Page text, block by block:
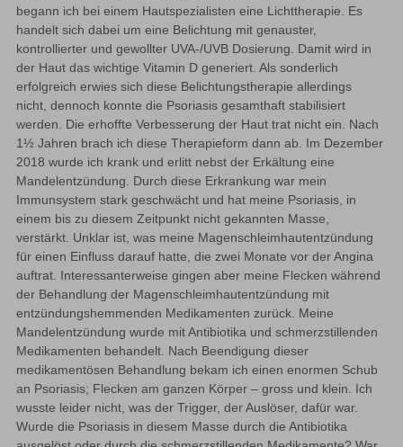
begann ich bei einem Hautspezialisten eine Lichttherapie. Es
handelt sich dabei um eine Belichtung mit genauster,
kontrollierter und gewollter UVA-/UVB Dosierung. Damit wird in
der Haut das wichtige Vitamin D generiert. Als sonderlich
erfolgreich erwies sich diese Belichtungstherapie allerdings
nicht, dennoch konnte die Psoriasis gesamthaft stabilisiert
werden. Die erhoffte Verbesserung der Haut trat nicht ein. Nach
1½ Jahren brach ich diese Therapieform dann ab. Im Dezember
2018 wurde ich krank und erlitt nebst der Erkältung eine
Mandelentzündung. Durch diese Erkrankung war mein
Immunsystem stark geschwächt und hat meine Psoriasis, in
einem bis zu diesem Zeitpunkt nicht gekannten Masse,
verstärkt. Unklar ist, was meine Magenschleimhautentzündung
für einen Einfluss darauf hatte, die zwei Monate vor der Angina
auftrat. Interessanterweise gingen aber meine Flecken während
der Behandlung der Magenschleimhautentzündung mit
entzündungshemmenden Medikamenten zurück. Meine
Mandelentzündung wurde mit Antibiotika und schmerzstillenden
Medikamenten behandelt. Nach Beendigung dieser
medikamentösen Behandlung bekam ich einen enormen Schub
an Psoriasis; Flecken am ganzen Körper – gross und klein. Ich
wusste leider nicht, was der Trigger, der Auslöser, dafür war.
Wurde die Psoriasis in diesem Masse durch die Antibiotika